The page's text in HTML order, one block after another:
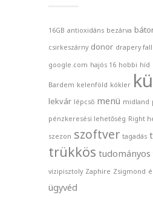
16GB antioxidáns bezárva
csirkeszárny donor drapery
google.com hajós 16 hobbi híd
Bardem kelenföld kókler
lekvár lépcső menü midland
pénzkeresési lehetőség Right
szezon szoftver tagadás
trükkös tudományos
vizipisztoly Zaphire Zsigmond
ügyvéd